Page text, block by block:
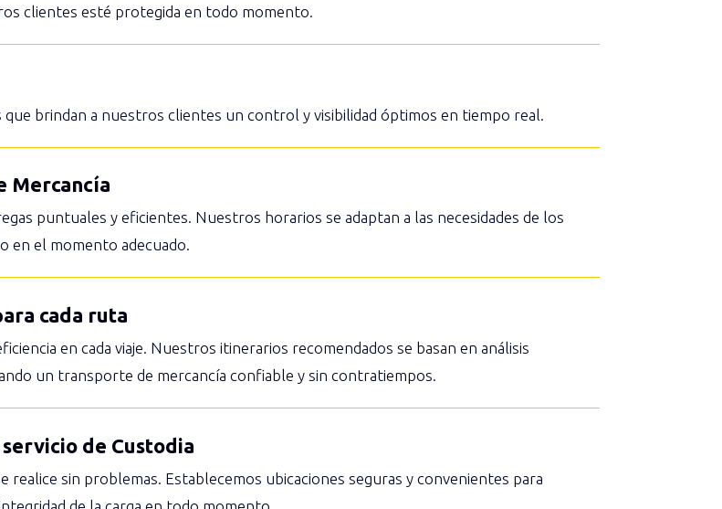
clientes esté protegida en todo momento.
brindan a nuestros clientes un control y visibilidad óptimos en tiempo real.
Mercancía
puntuales y eficientes. Nuestros horarios se adaptan a las necesidades de los
en el momento adecuado.
cada ruta
en cada viaje. Nuestros itinerarios recomendados se basan en análisis
un transporte de mercancía confiable y sin contratiempos.
de Custodia
realice sin problemas. Establecemos ubicaciones seguras y convenientes para
de la carga en todo momento.